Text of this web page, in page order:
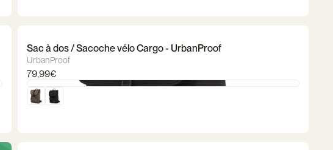
Sac à dos / Sacoche vélo Cargo - UrbanProof
UrbanProof
79,99€